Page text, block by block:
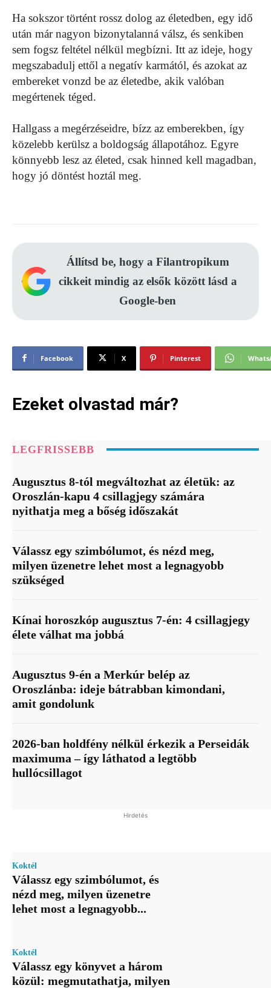
Ha sokszor történt rossz dolog az életedben, egy idő
után már nagyon bizonytalanná válsz, és senkiben
sem fogsz feltétel nélkül megbízni. Itt az ideje, hogy
megszabadulj ettől a negatív karmától, és azokat az
embereket vonzd be az életedbe, akik valóban
megértenek téged.
Hallgass a megérzéseidre, bízz az emberekben, így
közelebb kerülsz a boldogság állapotához. Egyre
könnyebb lesz az életed, csak hinned kell magadban,
hogy jó döntést hoztál meg.
Állítsd be, hogy a Filantropikum
cikkeit mindig az elsők között lásd a
Google-ben
Facebook X Pinterest
Ezeket olvastad már?
LEGFRISSEBB
Augusztus 8-tól megváltozhat az életük: az
Oroszlán-kapu 4 csillagjegy számára
nyithatja meg a bőség időszakát
Válassz egy szimbólumot, és nézd meg,
milyen üzenetre lehet most a legnagyobb
szükséged
Kínai horoszkóp augusztus 7-én: 4 csillagjegy
élete válhat ma jobbá
Augusztus 9-én a Merkúr belép az
Oroszlánba: ideje bátrabban kimondani,
amit gondolunk
2026-ban holdfény nélkül érkezik a Perseidák
maximuma – így láthatod a legtöbb
hullócsillagot
Hirdetés
Koktél
Válassz egy szimbólumot, és
nézd meg, milyen üzenetre
lehet most a legnagyobb...
Koktél
Válassz egy könyvet a három
közül: megmutathatja, milyen